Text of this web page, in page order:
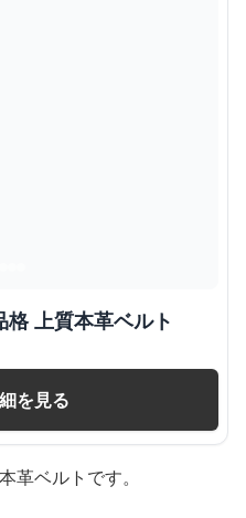
上質本革ベルト
を見る
革ベルトです。